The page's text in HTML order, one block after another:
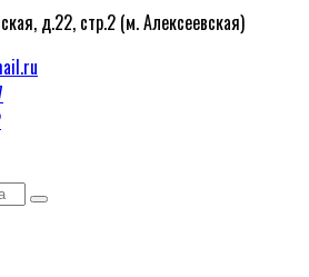
д.22, стр.2 (м. Алексеевская)